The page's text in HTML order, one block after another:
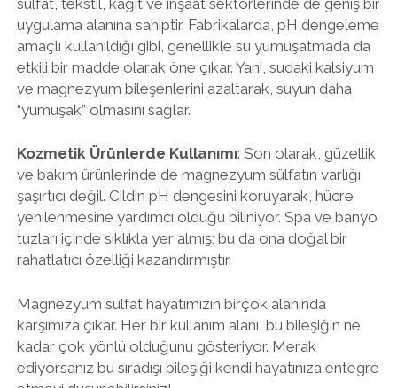
uygulama alanına sahiptir. Fabrikalarda, pH dengeleme
amaçlı kullanıldığı gibi, genellikle su yumuşatmada da
etkili bir madde olarak öne çıkar. Yani, sudaki kalsiyum
ve magnezyum bileşenlerini azaltarak, suyun daha
“yumuşak” olmasını sağlar.
Kozmetik Ürünlerde Kullanımı: Son olarak, güzellik
ve bakım ürünlerinde de magnezyum sülfatın varlığı
şaşırtıcı değil. Cildin pH dengesini koruyarak, hücre
yenilenmesine yardımcı olduğu biliniyor. Spa ve banyo
tuzları içinde sıklıkla yer almış; bu da ona doğal bir
rahatlatıcı özelliği kazandırmıştır.
Magnezyum sülfat hayatımızın birçok alanında
karşımıza çıkar. Her bir kullanım alanı, bu bileşiğin ne
kadar çok yönlü olduğunu gösteriyor. Merak
ediyorsanız bu sıradışı bileşiği kendi hayatınıza entegre